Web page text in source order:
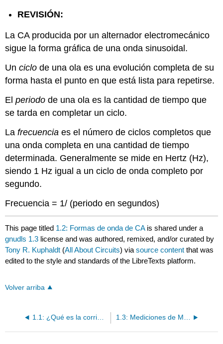
REVISIÓN:
La CA producida por un alternador electromecánico
sigue la forma gráfica de una onda sinusoidal.
Unciclo de una ola es una evolución completa de su
forma hasta el punto en que está lista para repetirse.
Elperiodo de una ola es la cantidad de tiempo que
se tarda en completar un ciclo.
Lafrecuencia es el número de ciclos completos que
una onda completa en una cantidad de tiempo
determinada. Generalmente se mide en Hertz (Hz),
siendo 1 Hz igual a un ciclo de onda completo por
segundo.
Frecuencia = 1/ (periodo en segundos)
This page titled 1.2: Formas de onda de CAis shared under a
gnudls 1.3 license and was authored, remixed, and/or curated by
Tony R. Kuphaldt (All About Circuits) viasource content that was
edited to the style and standards of the LibreTexts platform.
Volver arriba
1.1: ¿Qué es la corriente alterna (CA)? 1.3: Mediciones de Magnitud AC